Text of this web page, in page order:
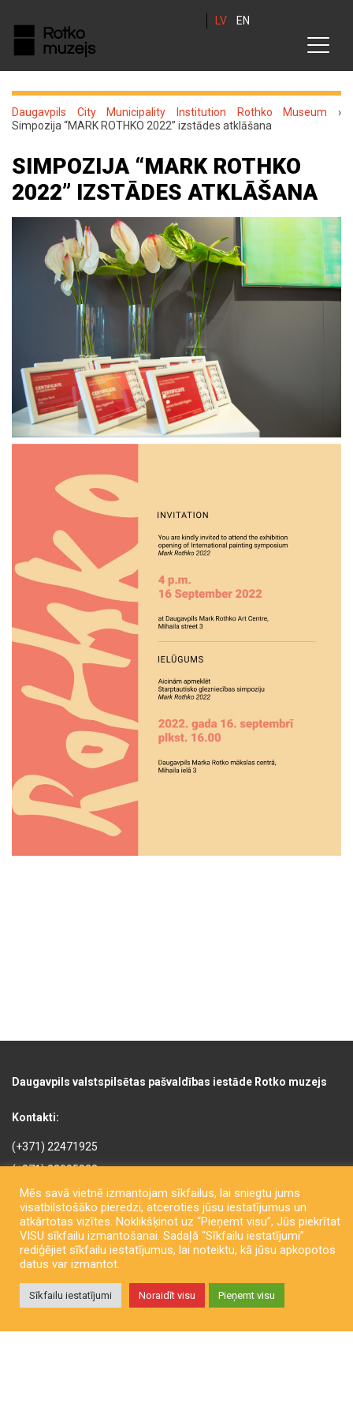
LV EN
Daugavpils City Municipality Institution Rothko Museum ›
Simpozija “MARK ROTHKO 2022” izstādes atklāšana
SIMPOZIJA “MARK ROTHKO
2022” IZSTĀDES ATKLĀŠANA
Daugavpils valstspilsētas pašvaldības iestāde Rotko muzejs
Kontakti:
(+371) 22471925
(+371) 22005822
rotkomuzejs@daugavpils.lv
Mihaila iela 3, Daugavpils,
LV-5401, Latvija
Copyright © Daugavpils City Municipality Institution Rothko Museum
Mēs savā vietnē izmantojam sīkfailus, lai sniegtu jums
visatbilstošāko pieredzi, atceroties jūsu iestatījumus un
atkārtotas vizītes. Noklikšķinot uz “Pieņemt visu”, Jūs piekrītat
VISU sīkfailu izmantošanai. Sadaļā “Sīkfailu iestatījumi”
rediģējiet sīkfailu iestatījumus, lai noteiktu, kā jūsu apkopotos
datus var izmantot.
Sīkfailu iestatījumi Noraidīt visu Pieņemt visu